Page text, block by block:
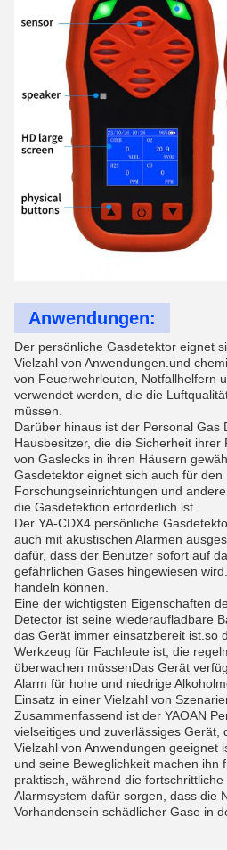
Anwendungen:
Der persönliche Gasdetektor eignet
Vielzahl von Anwendungen.und
von Feuerwehrleuten, Notfallhelfern
verwendet werden, die die
müssen.
Darüber hinaus ist der Personal Gas
Hausbesitzer, die die Sicherheit
von Gaslecks in ihren Häusern
Gasdetektor eignet sich auch für den
Forschungseinrichtungen und
die Gasdetektion erforderlich ist.
Der YA-CDX4 persönliche
auch mit akustischen Alarmen
dafür, dass der Benutzer sofort auf
gefährlichen Gases hingewiesen
handeln können.
Eine der wichtigsten Eigenschaften
Detector ist seine wiederaufladbare
das Gerät immer einsatzbereit ist.so
Werkzeug für Fachleute ist, die
überwachen müssenDas Gerät
Alarm für hohe und niedrige
Einsatz in einer Vielzahl von
Zusammenfassend ist der YAOAN
vielseitiges und zuverlässiges Gerät,
Vielzahl von Anwendungen geeignet
und seine Beweglichkeit machen ihn
praktisch, während die
Alarmsystem dafür sorgen, dass die
Vorhandensein schädlicher Gase in